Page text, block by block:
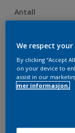
2,5L
10L
Antall
We respect your
By clicking “Accept
on your device to
assist in our
mer informasjon.